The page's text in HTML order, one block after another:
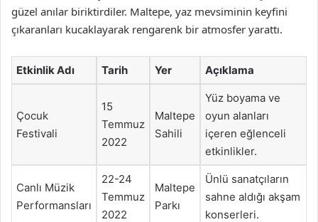
güzel anılar biriktirdiler. Maltepe, yaz mevsiminin keyfini
çıkaranları kucaklayarak rengarenk bir atmosfer yarattı.
Etkinlik Adı Tarih Yer Açıklama
Çocuk
Festivali
15
Temmuz
2022
Maltepe
Sahili
Yüz boyama ve
oyun alanları
içeren eğlenceli
etkinlikler.
Canlı Müzik
Performansları
22-24
Temmuz
2022
Maltepe
Parkı
Ünlü sanatçıların
sahne aldığı akşam
konserleri.